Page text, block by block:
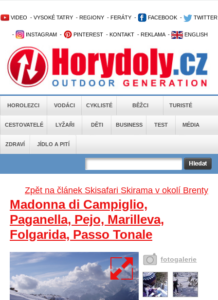
VIDEO - VYSOKÉ TATRY - REGIONY - FERÁTY - FACEBOOK - TWITTER
- INSTAGRAM - PINTEREST - KONTAKT - REKLAMA - ENGLISH
HOROLEZCI VODÁCI CYKLISTÉ BĚŽCI TURISTÉ
CESTOVATELÉ LYŽAŘI DĚTI BUSINESS TEST MÉDIA
ZDRAVÍ JÍDLO A PITÍ
Zpět na článek Skisafari Skirama v okolí Brenty
Madonna di Campiglio,
Paganella, Pejo, Marilleva,
Folgarida, Passo Tonale
fotogalerie